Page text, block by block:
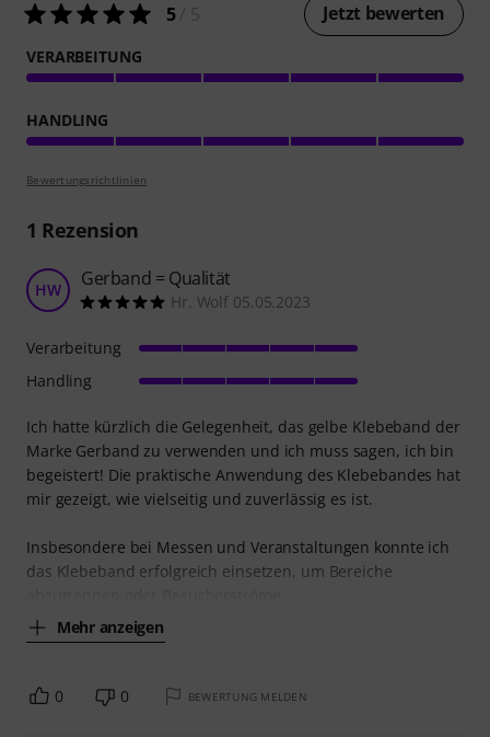
5/ 5 Jetzt bewerten
VERARBEITUNG
HANDLING
Bewertungsrichtlinien
1 Rezension
HW Gerband = Qualität
Hr. Wolf 05.05.2023
Ich hatte kürzlich die Gelegenheit, das gelbe Klebeband der
Marke Gerband zu verwenden und ich muss sagen, ich bin
begeistert! Die praktische Anwendung des Klebebandes hat
mir gezeigt, wie vielseitig und zuverlässig es ist.
Insbesondere bei Messen und Veranstaltungen konnte ich
das Klebeband erfolgreich einsetzen, um Bereiche
Mehr anzeigen
Verarbeitung
Handling
0 0 BEWERTUNG MELDEN